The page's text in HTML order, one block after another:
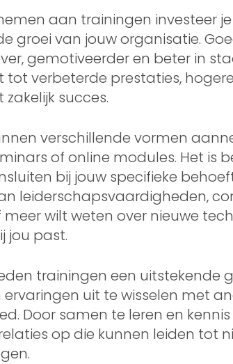
aan trainingen investeer
groei van jouw organisatie.
gemotiveerder en beter in
tot verbeterde prestaties,
succes.
verschillende vormen
of online modules. Het is
bij jouw specifieke
leiderschapsvaardigheden,
wilt weten over nieuwe
jou past.
trainingen een uitstekende
ervaringen uit te wisselen met
Door samen te leren en
op die kunnen leiden tot